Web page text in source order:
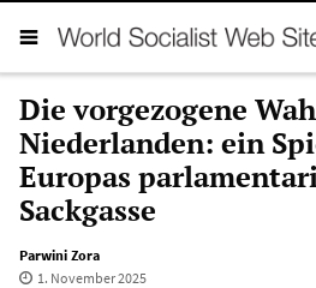
Die vorgezogene
Niederlanden: ein
Europas
Sackgasse
Parwini Zora
1. November 2025